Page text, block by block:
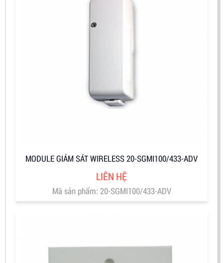
MODULE GIÁM SÁT WIRELESS 20-SGMI100/433-ADV
LIÊN HỆ
Mã sản phẩm: 20-SGMI100/433-ADV